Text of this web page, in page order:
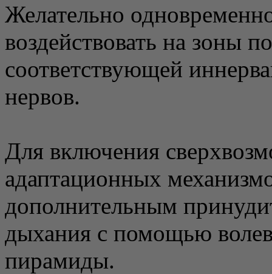
Желательно
воздействовать на зоны
соответствующей
нервов.
Для включения
адаптационных
дополнительным
дыхания с помощью
пирамиды.